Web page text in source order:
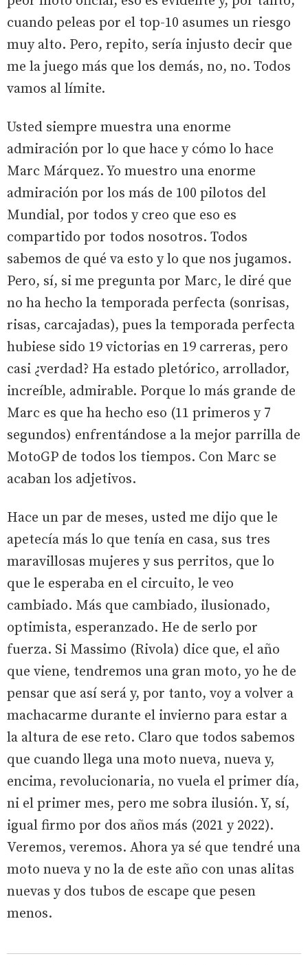
cuando peleas por el top-10 asumes un riesgo
muy alto. Pero, repito, sería injusto decir que
me la juego más que los demás, no, no. Todos
vamos al límite.
Usted siempre muestra una enorme
admiración por lo que hace y cómo lo hace
Marc Márquez. Yo muestro una enorme
admiración por los más de 100 pilotos del
Mundial, por todos y creo que eso es
compartido por todos nosotros. Todos
sabemos de qué va esto y lo que nos jugamos.
Pero, sí, si me pregunta por Marc, le diré que
no ha hecho la temporada perfecta (sonrisas,
risas, carcajadas), pues la temporada perfecta
hubiese sido 19 victorias en 19 carreras, pero
casi ¿verdad? Ha estado pletórico, arrollador,
increíble, admirable. Porque lo más grande de
Marc es que ha hecho eso (11 primeros y 7
segundos) enfrentándose a la mejor parrilla de
MotoGP de todos los tiempos. Con Marc se
acaban los adjetivos.
Hace un par de meses, usted me dijo que le
apetecía más lo que tenía en casa, sus tres
maravillosas mujeres y sus perritos, que lo
que le esperaba en el circuito, le veo
cambiado. Más que cambiado, ilusionado,
optimista, esperanzado. He de serlo por
fuerza. Si Massimo (Rivola) dice que, el año
que viene, tendremos una gran moto, yo he de
pensar que así será y, por tanto, voy a volver a
machacarme durante el invierno para estar a
la altura de ese reto. Claro que todos sabemos
que cuando llega una moto nueva, nueva y,
encima, revolucionaria, no vuela el primer día,
ni el primer mes, pero me sobra ilusión. Y, sí,
igual firmo por dos años más (2021 y 2022).
Veremos, veremos. Ahora ya sé que tendré una
moto nueva y no la de este año con unas alitas
nuevas y dos tubos de escape que pesen
menos.